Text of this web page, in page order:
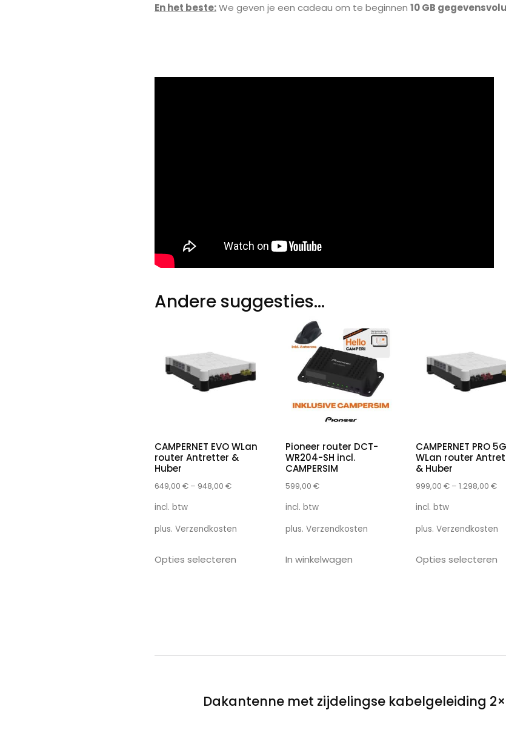
En het beste:We geven je een cadeau om te beginnen 10 GB
Andere suggesties…
CAMPERNET EVO WLan
router Antretter &
Huber
649,00 € – 948,00 €
incl. btw
plus. Verzendkosten
Opties selecteren
Pioneer router DCT-
WR204-SH incl.
CAMPERSIM
599,00 €
incl. btw
plus. Verzendkosten
In winkelwagen
CAMPERNET PRO 5G
WLan router
& Huber
999,00€ –1.298,00€
incl. btw
plus.Verzendkosten
Opties selecteren
Dakantenne met zijdelingse kabelgeleiding